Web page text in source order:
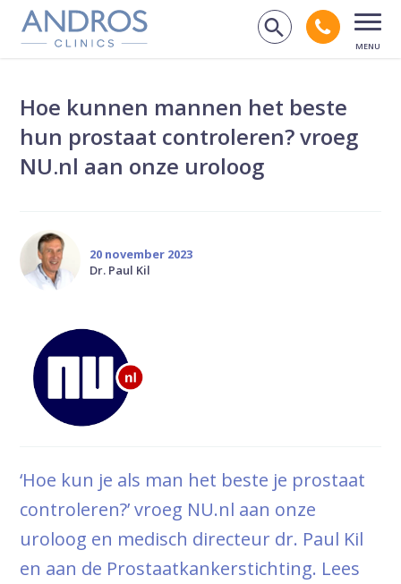
Navigatie overslaan
Zoek op
Bel
Hoe kunnen mannen het beste
hun prostaat controleren? vroeg
NU.nl aan onze uroloog
20 november 2023
Dr. Paul Kil
‘Hoe kun je als man het beste je prostaat
controleren?’ vroeg NU.nl aan onze
uroloog en medisch directeur dr. Paul Kil
en aan de Prostaatkankerstichting. Lees